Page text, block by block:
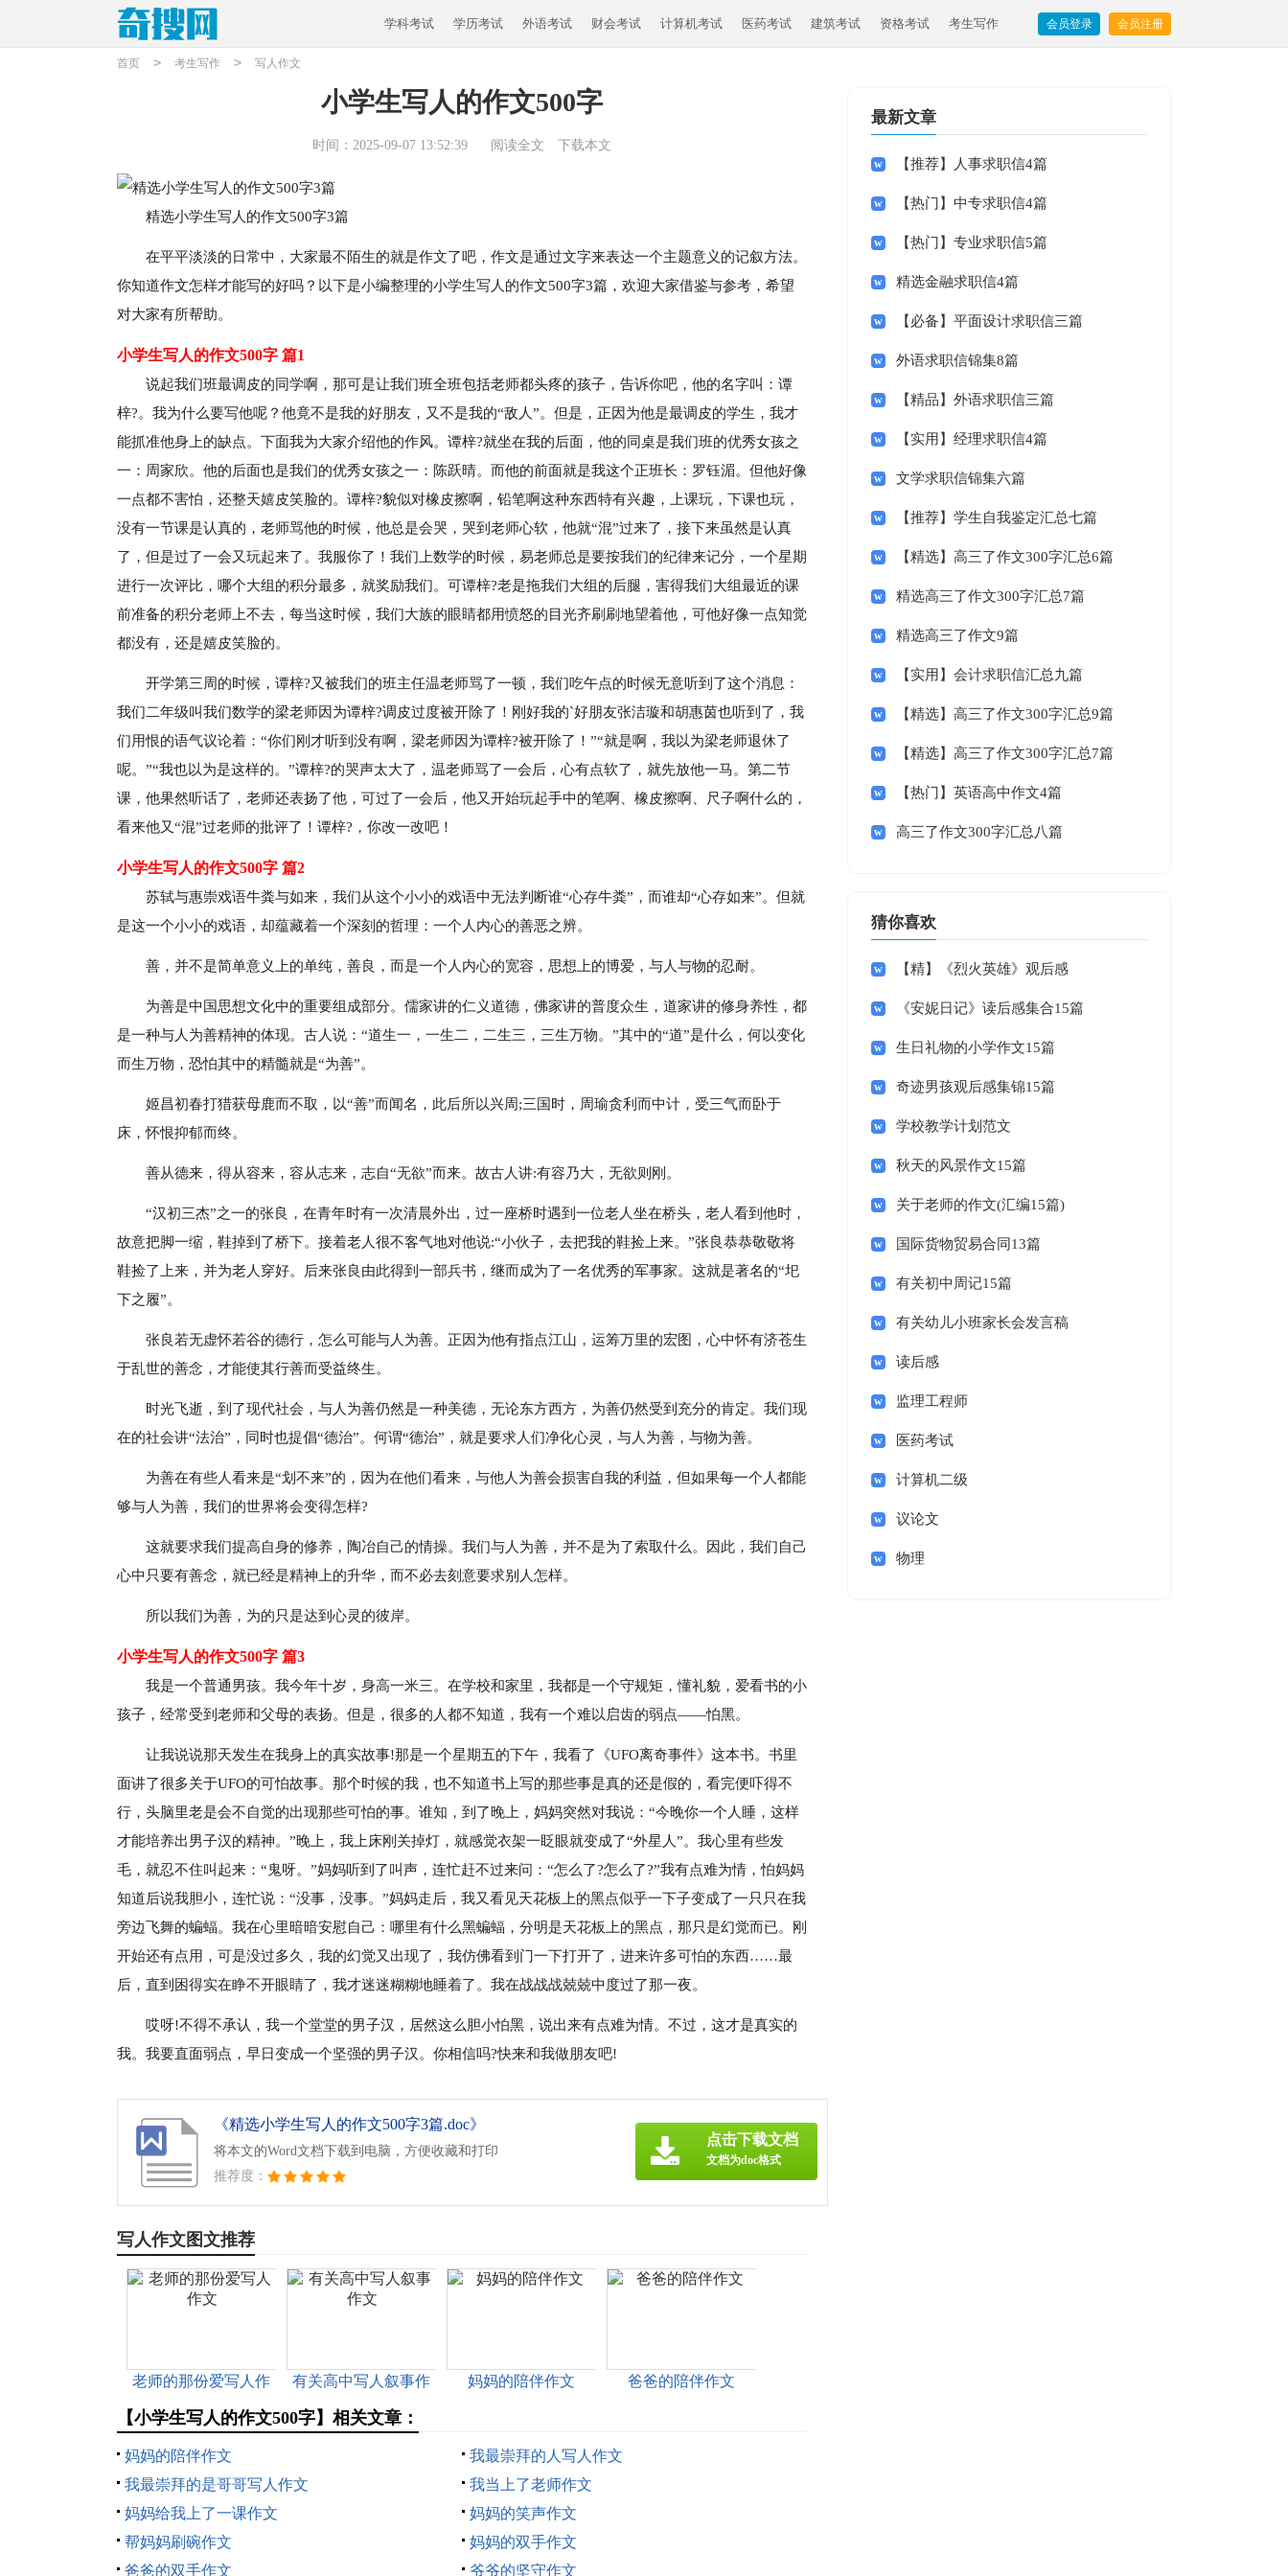
学科考试 学历考试 外语考试 财会考试 计算机考试 医药考试 建筑考试 资格考试 考生写作 会员登录 会员注册
首页 > 考生写作 > 写人作文
小学生写人的作文500字
时间：2025-09-07 13:52:39 阅读全文 下载本文
精选小学生写人的作文500字3篇
在平平淡淡的日常中，大家最不陌生的就是作文了吧，作文是通过文字来表达一个主题意义的记叙方法。
你知道作文怎样才能写的好吗？以下是小编整理的小学生写人的作文500字3篇，欢迎大家借鉴与参考，希望
对大家有所帮助。
小学生写人的作文500字 篇1
说起我们班最调皮的同学啊，那可是让我们班全班包括老师都头疼的孩子，告诉你吧，他的名字叫：谭
梓?。我为什么要写他呢？他竟不是我的好朋友，又不是我的“敌人”。但是，正因为他是最调皮的学生，我才
能抓准他身上的缺点。下面我为大家介绍他的作风。谭梓?就坐在我的后面，他的同桌是我们班的优秀女孩之
一：周家欣。他的后面也是我们的优秀女孩之一：陈跃晴。而他的前面就是我这个正班长：罗钰湄。但他好像
一点都不害怕，还整天嬉皮笑脸的。谭梓?貌似对橡皮擦啊，铅笔啊这种东西特有兴趣，上课玩，下课也玩，
没有一节课是认真的，老师骂他的时候，他总是会哭，哭到老师心软，他就“混”过来了，接下来虽然是认真
了，但是过了一会又玩起来了。我服你了！我们上数学的时候，易老师总是要按我们的纪律来记分，一个星期
进行一次评比，哪个大组的积分最多，就奖励我们。可谭梓?老是拖我们大组的后腿，害得我们大组最近的课
前准备的积分老师上不去，每当这时候，我们大族的眼睛都用愤怒的目光齐刷刷地望着他，可他好像一点知觉
都没有，还是嬉皮笑脸的。
开学第三周的时候，谭梓?又被我们的班主任温老师骂了一顿，我们吃午点的时候无意听到了这个消息：
我们二年级叫我们数学的梁老师因为谭梓?调皮过度被开除了！刚好我的`好朋友张洁璇和胡惠茵也听到了，我
们用恨的语气议论着：“你们刚才听到没有啊，梁老师因为谭梓?被开除了！”“就是啊，我以为梁老师退休了
呢。”“我也以为是这样的。”谭梓?的哭声太大了，温老师骂了一会后，心有点软了，就先放他一马。第二节
课，他果然听话了，老师还表扬了他，可过了一会后，他又开始玩起手中的笔啊、橡皮擦啊、尺子啊什么的，
看来他又“混”过老师的批评了！谭梓?，你改一改吧！
小学生写人的作文500字 篇2
苏轼与惠崇戏语牛粪与如来，我们从这个小小的戏语中无法判断谁“心存牛粪”，而谁却“心存如来”。但就
是这一个小小的戏语，却蕴藏着一个深刻的哲理：一个人内心的善恶之辨。
善，并不是简单意义上的单纯，善良，而是一个人内心的宽容，思想上的博爱，与人与物的忍耐。
为善是中国思想文化中的重要组成部分。儒家讲的仁义道德，佛家讲的普度众生，道家讲的修身养性，都
是一种与人为善精神的体现。古人说：“道生一，一生二，二生三，三生万物。”其中的“道”是什么，何以变化
而生万物，恐怕其中的精髓就是“为善”。
姬昌初春打猎获母鹿而不取，以“善”而闻名，此后所以兴周;三国时，周瑜贪利而中计，受三气而卧于
床，怀恨抑郁而终。
善从德来，得从容来，容从志来，志自“无欲”而来。故古人讲:有容乃大，无欲则刚。
“汉初三杰”之一的张良，在青年时有一次清晨外出，过一座桥时遇到一位老人坐在桥头，老人看到他时，
故意把脚一缩，鞋掉到了桥下。接着老人很不客气地对他说:“小伙子，去把我的鞋捡上来。”张良恭恭敬敬将
鞋捡了上来，并为老人穿好。后来张良由此得到一部兵书，继而成为了一名优秀的军事家。这就是著名的“圯
下之履”。
张良若无虚怀若谷的德行，怎么可能与人为善。正因为他有指点江山，运筹万里的宏图，心中怀有济苍生
于乱世的善念，才能使其行善而受益终生。
时光飞逝，到了现代社会，与人为善仍然是一种美德，无论东方西方，为善仍然受到充分的肯定。我们现
在的社会讲“法治”，同时也提倡“德治”。何谓“德治”，就是要求人们净化心灵，与人为善，与物为善。
为善在有些人看来是“划不来”的，因为在他们看来，与他人为善会损害自我的利益，但如果每一个人都能
够与人为善，我们的世界将会变得怎样?
这就要求我们提高自身的修养，陶冶自己的情操。我们与人为善，并不是为了索取什么。因此，我们自己
心中只要有善念，就已经是精神上的升华，而不必去刻意要求别人怎样。
所以我们为善，为的只是达到心灵的彼岸。
小学生写人的作文500字 篇3
我是一个普通男孩。我今年十岁，身高一米三。在学校和家里，我都是一个守规矩，懂礼貌，爱看书的小
孩子，经常受到老师和父母的表扬。但是，很多的人都不知道，我有一个难以启齿的弱点——怕黑。
让我说说那天发生在我身上的真实故事!那是一个星期五的下午，我看了《UFO离奇事件》这本书。书里
面讲了很多关于UFO的可怕故事。那个时候的我，也不知道书上写的那些事是真的还是假的，看完便吓得不
行，头脑里老是会不自觉的出现那些可怕的事。谁知，到了晚上，妈妈突然对我说：“今晚你一个人睡，这样
才能培养出男子汉的精神。”晚上，我上床刚关掉灯，就感觉衣架一眨眼就变成了“外星人”。我心里有些发
毛，就忍不住叫起来：“鬼呀。”妈妈听到了叫声，连忙赶不过来问：“怎么了?怎么了?”我有点难为情，怕妈妈
知道后说我胆小，连忙说：“没事，没事。”妈妈走后，我又看见天花板上的黑点似乎一下子变成了一只只在我
旁边飞舞的蝙蝠。我在心里暗暗安慰自己：哪里有什么黑蝙蝠，分明是天花板上的黑点，那只是幻觉而已。刚
开始还有点用，可是没过多久，我的幻觉又出现了，我仿佛看到门一下打开了，进来许多可怕的东西……最
后，直到困得实在睁不开眼睛了，我才迷迷糊糊地睡着了。我在战战战兢兢中度过了那一夜。
哎呀!不得不承认，我一个堂堂的男子汉，居然这么胆小怕黑，说出来有点难为情。不过，这才是真实的
我。我要直面弱点，早日变成一个坚强的男子汉。你相信吗?快来和我做朋友吧!
《精选小学生写人的作文500字3篇.doc》
将本文的Word文档下载到电脑，方便收藏和打印
推荐度：
点击下载文档
文档为doc格式
写人作文图文推荐
老师的那份爱写人作
有关高中写人叙事作
妈妈的陪伴作文 爸爸的陪伴作文
【小学生写人的作文500字】相关文章：
妈妈的陪伴作文
我最崇拜的人写人作文
我最崇拜的是哥哥写人作文
我当上了老师作文
妈妈给我上了一课作文
妈妈的笑声作文
帮妈妈刷碗作文
妈妈的双手作文
爸爸的双手作文
爷爷的坚守作文
最新文章
【推荐】人事求职信4篇
【热门】中专求职信4篇
【热门】专业求职信5篇
精选金融求职信4篇
【必备】平面设计求职信三篇
外语求职信锦集8篇
【精品】外语求职信三篇
【实用】经理求职信4篇
文学求职信锦集六篇
【推荐】学生自我鉴定汇总七篇
【精选】高三了作文300字汇总6篇
精选高三了作文300字汇总7篇
精选高三了作文9篇
【实用】会计求职信汇总九篇
【精选】高三了作文300字汇总9篇
【精选】高三了作文300字汇总7篇
【热门】英语高中作文4篇
高三了作文300字汇总八篇
猜你喜欢
【精】《烈火英雄》观后感
《安妮日记》读后感集合15篇
生日礼物的小学作文15篇
奇迹男孩观后感集锦15篇
学校教学计划范文
秋天的风景作文15篇
关于老师的作文(汇编15篇)
国际货物贸易合同13篇
有关初中周记15篇
有关幼儿小班家长会发言稿
读后感
监理工程师
医药考试
计算机二级
议论文
物理